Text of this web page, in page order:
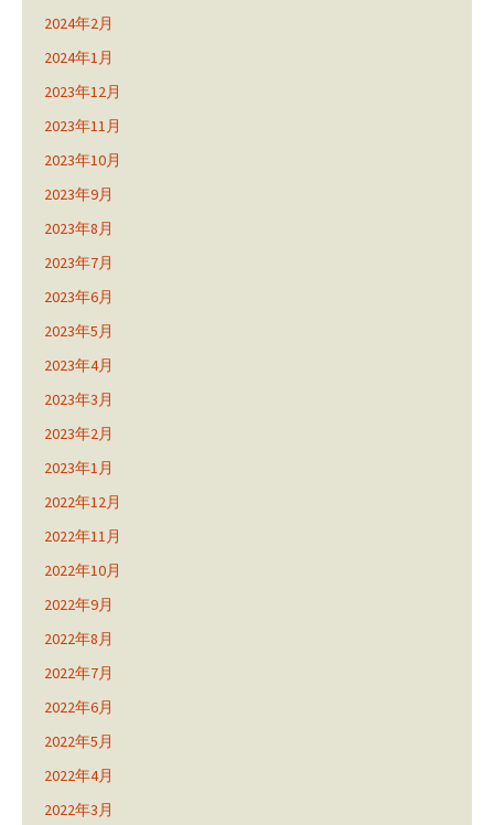
2024年2月
2024年1月
2023年12月
2023年11月
2023年10月
2023年9月
2023年8月
2023年7月
2023年6月
2023年5月
2023年4月
2023年3月
2023年2月
2023年1月
2022年12月
2022年11月
2022年10月
2022年9月
2022年8月
2022年7月
2022年6月
2022年5月
2022年4月
2022年3月